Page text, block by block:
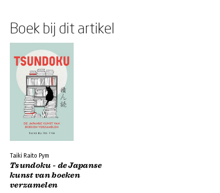
Boek bij dit artikel
Taiki Raito Pym
Tsundoku - de Japanse
kunst van boeken
verzamelen